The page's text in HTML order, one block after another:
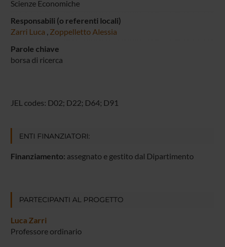
Scienze Economiche
Responsabili (o referenti locali)
Zarri Luca , Zoppelletto Alessia
Parole chiave
borsa di ricerca
JEL codes: D02; D22; D64; D91
ENTI FINANZIATORI:
Finanziamento: assegnato e gestito dal Dipartimento
PARTECIPANTI AL PROGETTO
Luca Zarri
Professore ordinario